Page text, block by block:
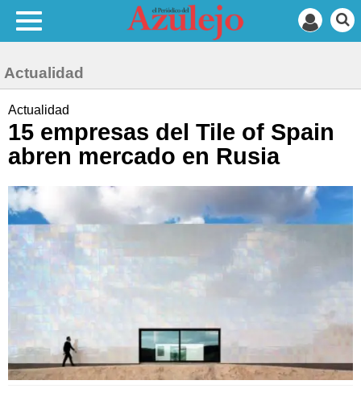
Actualidad
Actualidad
15 empresas del Tile of Spain
abren mercado en Rusia